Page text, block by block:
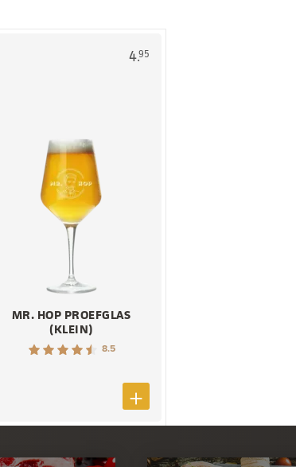
4.95
MR. HOP PROEFGLAS
(KLEIN)
8.5